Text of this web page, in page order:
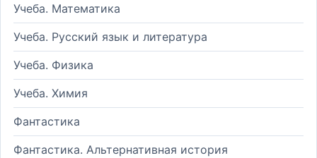
Учеба. Математика
Учеба. Русский язык и литература
Учеба. Физика
Учеба. Химия
Фантастика
Фантастика. Альтернативная история